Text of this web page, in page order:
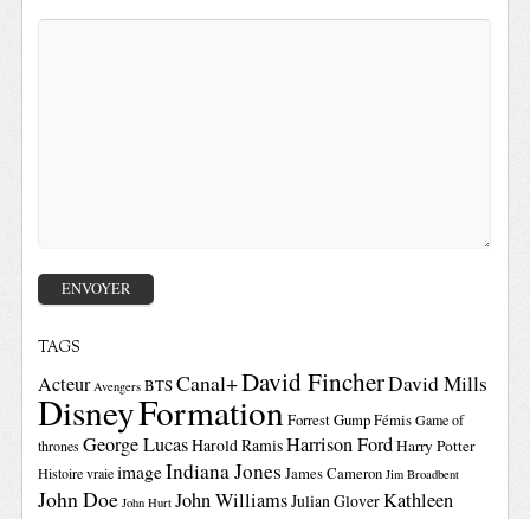
TAGS
Acteur Avengers BTSCanal+David FincherDavid Mills
DisneyFormationForrest GumpFémis Game of
thrones George LucasHarold RamisHarrison FordHarry Potter
Histoire vraie imageIndiana Jones James Cameron Jim Broadbent
John Doe John Hurt John WilliamsJulian GloverKathleen